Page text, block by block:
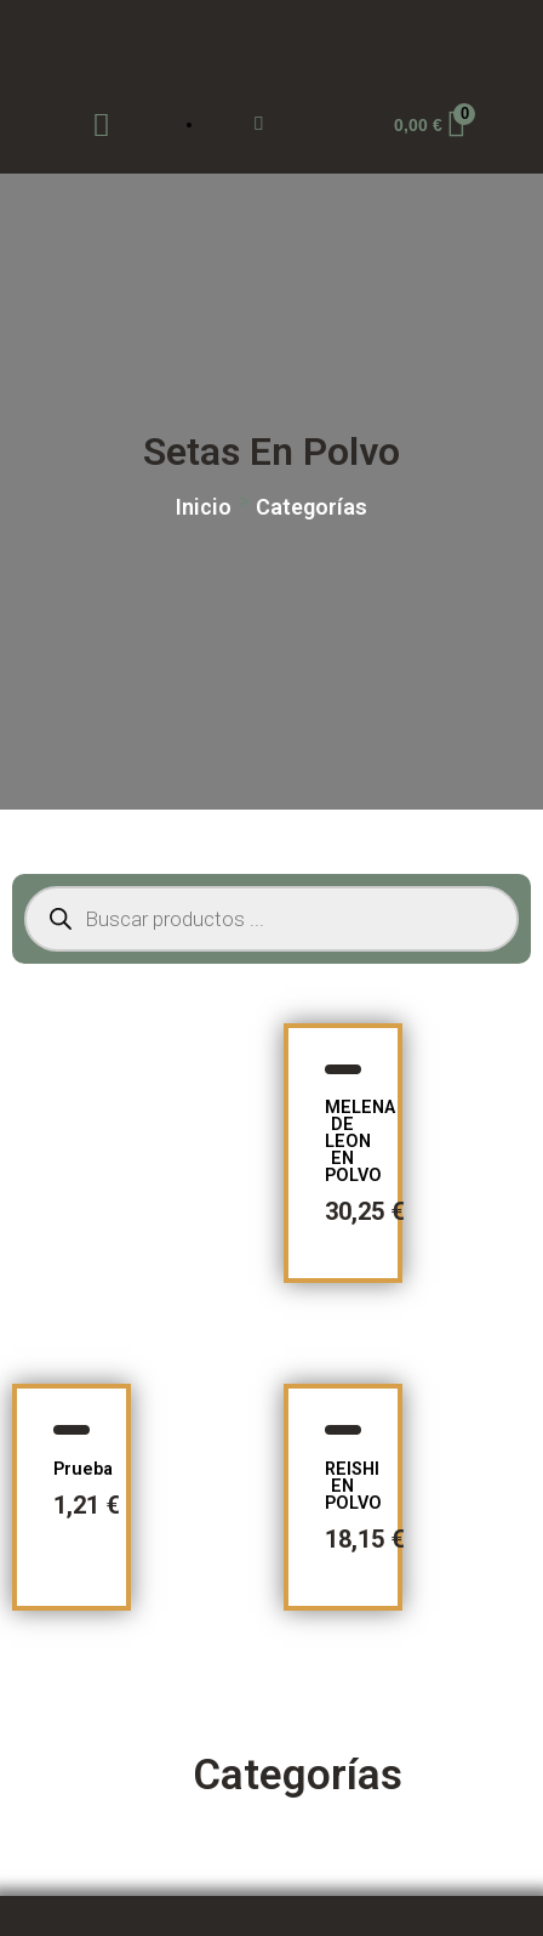
0,00€
0
Setas En Polvo
Inicio Categorías
MELENA
DE
LEON
EN
POLVO
30,25 €
Prueba
1,21 €
REISHI
EN
POLVO
18,15 €
Categorías